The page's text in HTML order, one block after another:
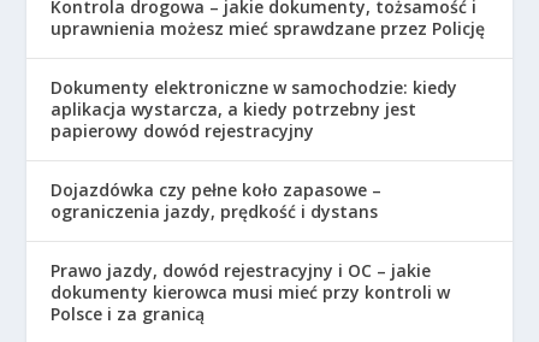
Kontrola drogowa – jakie dokumenty, tożsamość i
uprawnienia możesz mieć sprawdzane przez Policję
Dokumenty elektroniczne w samochodzie: kiedy
aplikacja wystarcza, a kiedy potrzebny jest
papierowy dowód rejestracyjny
Dojazdówka czy pełne koło zapasowe –
ograniczenia jazdy, prędkość i dystans
Prawo jazdy, dowód rejestracyjny i OC – jakie
dokumenty kierowca musi mieć przy kontroli w
Polsce i za granicą